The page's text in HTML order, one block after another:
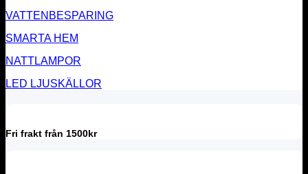
VATTENBESPARING
SMARTA HEM
NATTLAMPOR
LED LJUSKÄLLOR
Fri frakt från 1500kr